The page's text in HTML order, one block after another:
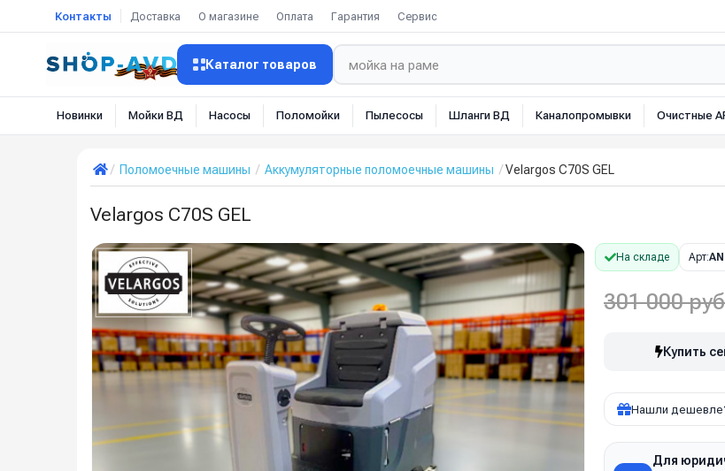
Контакты Доставка О магазине Оплата Гарантия Сервис
Каталог товаров
Новинки Мойки ВД Насосы Поломойки Пылесосы Шланги ВД Каналопромывки Очистные
Поломоечные машины Аккумуляторные поломоечные машины Velargos C70S GEL
Velargos C70S GEL
На складе Арт:
301 000
Купить
Нашли
Для